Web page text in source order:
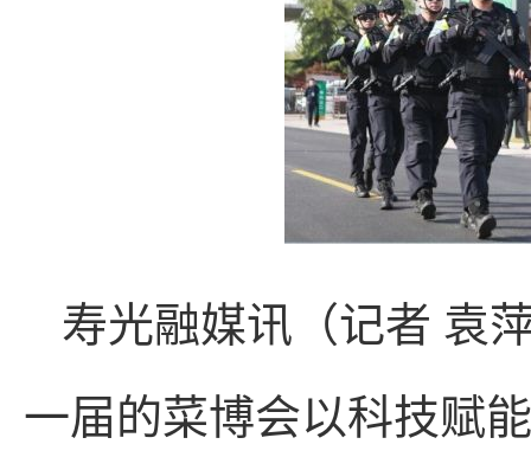
寿光融媒讯（记者 袁
一届的菜博会以科技赋